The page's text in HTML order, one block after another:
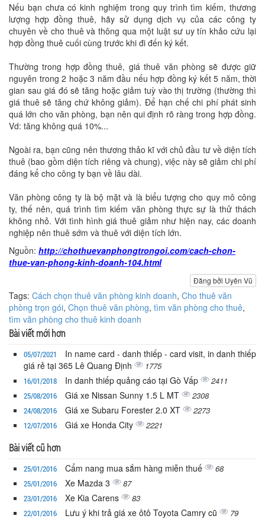
Nếu bạn chưa có kinh nghiệm trong quy trình tìm kiếm, thương
lượng hợp đồng thuê, hãy sử dụng dịch vụ của các công ty
chuyên về cho thuê và thông qua một luật sư uy tín khảo cứu lại
hợp đồng thuê cuối cùng trước khi đi đến ký kết.
Thường trong hợp đồng thuê, giá thuê văn phòng sẽ được giữ
nguyên trong 2 hoặc 3 năm đầu nếu hợp đồng ký kết 5 năm, thời
gian sau giá đó sẽ tăng hoặc giảm tuỳ vào thị trường (thường thì
giá thuê sẽ tăng chứ không giảm). Để hạn chế chi phí phát sinh
quá lớn cho văn phòng, bạn nên qui định rõ ràng trong hợp đồng.
Vd: tăng không quá 10%...
Ngoài ra, bạn cũng nên thương thảo kĩ với chủ đầu tư về diện tích
thuê (bao gồm diện tích riêng và chung), việc này sẽ giảm chi phí
đáng kể cho công ty bạn về lâu dài.
Văn phòng công ty là bộ mặt và là biểu tượng cho quy mô công
ty, thế nên, quá trình tìm kiếm văn phòng thực sự là thử thách
không nhỏ. Với tình hình giá thuê giảm như hiện nay, các doanh
nghiệp nên thuê sớm và thuê với diện tích lớn.
Nguồn: http://chothuevanphongtrongoi.com/cach-chon-
thue-van-phong-kinh-doanh-104.html
Đăng bởi Uyên Vũ
Tags: Cách chọn thuê văn phòng kinh doanh, Cho thuê văn
phòng trọn gói, Chọn thuê văn phòng, tìm văn phòng cho thuê,
tìm văn phòng cho thuê kinh doanh
Bài viết mới hơn
05/07/2021
In name card - danh thiếp - card visit, in danh thiếp
giá rẻ tại 365 Lê Quang Định
1775
16/01/2018 In danh thiếp quảng cáo tại Gò Vấp 2411
25/08/2016 Giá xe Nissan Sunny 1.5 L MT 2308
24/08/2016 Giá xe Subaru Forester 2.0 XT 2273
12/07/2016 Giá xe Honda City 2221
Bài viết cũ hơn
25/01/2016 Cẩm nang mua sắm hàng miễn thuế 68
25/01/2016 Xe Mazda 3 87
23/01/2016 Xe Kia Carens 83
22/01/2016 Lưu ý khi trả giá xe ôtô Toyota Camry cũ 79